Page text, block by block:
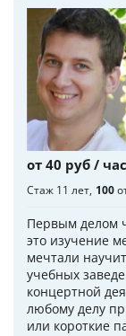
от 40 руб / час
Стаж 11 лет 100
Первым делом
это изучение
мечтали
учебных
концертной
любому делу
или короткие